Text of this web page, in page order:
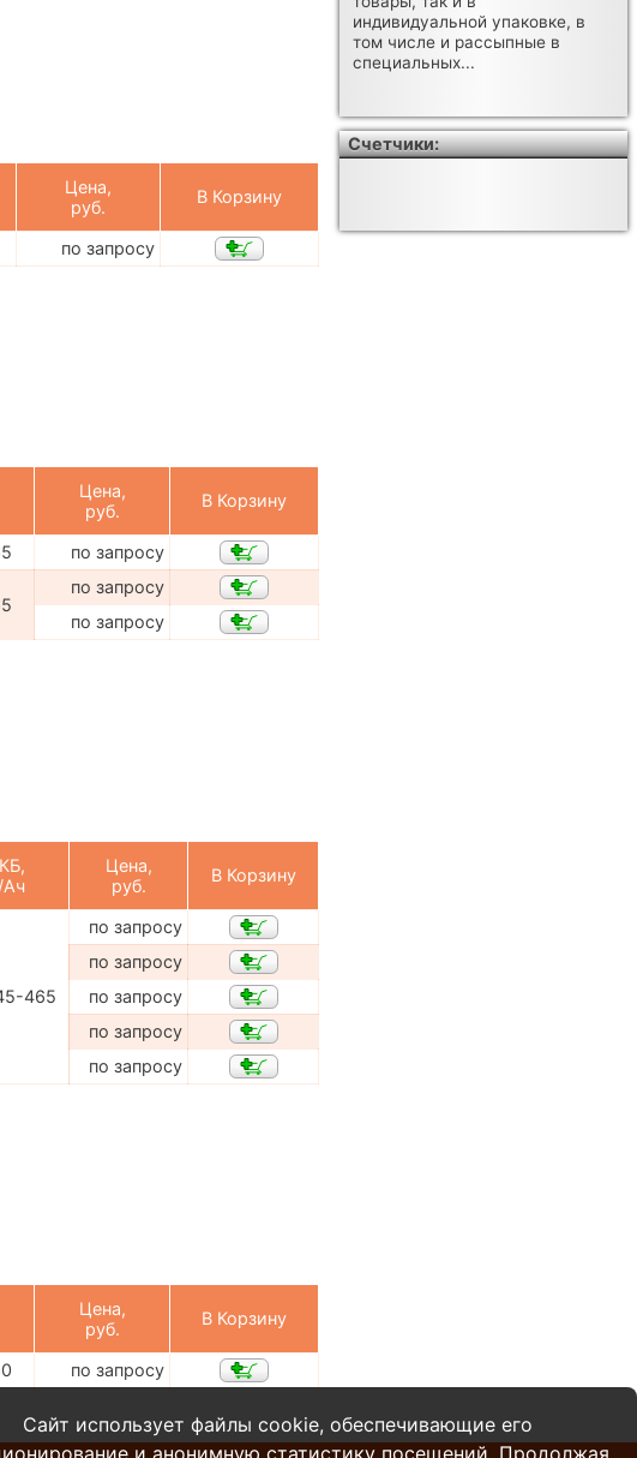
Цена,
руб.
В Корзину
по запросу
Цена,
руб.
В Корзину
по запросу
по запросу
по запросу
Ач
Цена,
руб.
В Корзину
465
по запросу
по запросу
по запросу
по запросу
по запросу
Цена,
руб.
В Корзину
по запросу
индивидуальной упаковке, в
том числе и рассыпные в
специальных...
Счетчики:
Сайт использует файлы cookie, обеспечивающие его
и анонимную статистику посещений. Продолжая